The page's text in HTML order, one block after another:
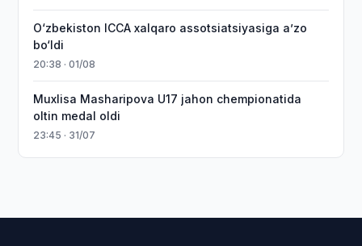
O‘zbekiston ICCA xalqaro assotsiatsiyasiga aʼzo
bo‘ldi
20:38 · 01/08
Muxlisa Masharipova U17 jahon chempionatida
oltin medal oldi
23:45 · 31/07